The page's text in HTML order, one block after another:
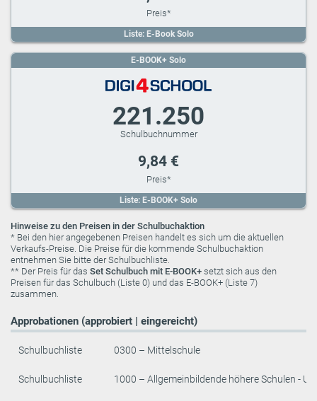
Liste: E-Book Solo
Liste: E-BOOK+ Solo
E-BOOK+ Solo
221.250
9,84 €
Hinweise zu den Preisen in der Schulbuchaktion
* Bei den hier angegebenen Preisen handelt es sich um die aktuellen
Verkaufs-Preise. Die Preise für die kommende Schulbuchaktion
entnehmen Sie bitte der Schulbuchliste.
** Der Preis für das Set Schulbuch mit E-BOOK+ setzt sich aus den
Preisen für das Schulbuch (Liste 0) und das E-BOOK+ (Liste 7)
zusammen.
Approbationen (approbiert | eingereicht)
Schulbuchliste 0300 – Mittelschule
Schulbuchliste 1000 – Allgemeinbildende höhere Schulen -